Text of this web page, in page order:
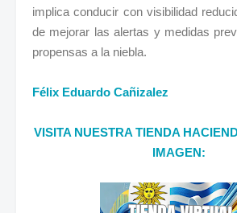
implica conducir con visibilidad
de mejorar las alertas y medidas
propensas a la niebla.
Félix Eduardo Cañizalez
VISITA NUESTRA TIENDA
IMAGEN: